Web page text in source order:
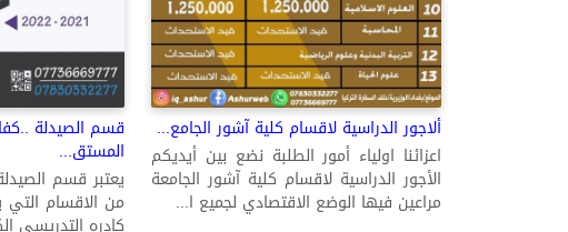
ألاجور الدراسية لاقسام كلية آشور الجامع...
اعزائنا اولياء أمور الطلبة نضع بين أيديكم
الأجور الدراسية لاقسام كلية آشور الجامعة
مراعين فيها الوضع الاقتصادي لجميع ا...
قسم الصيدلة
المستق...
يعتبر قسم
من الاقسام التي